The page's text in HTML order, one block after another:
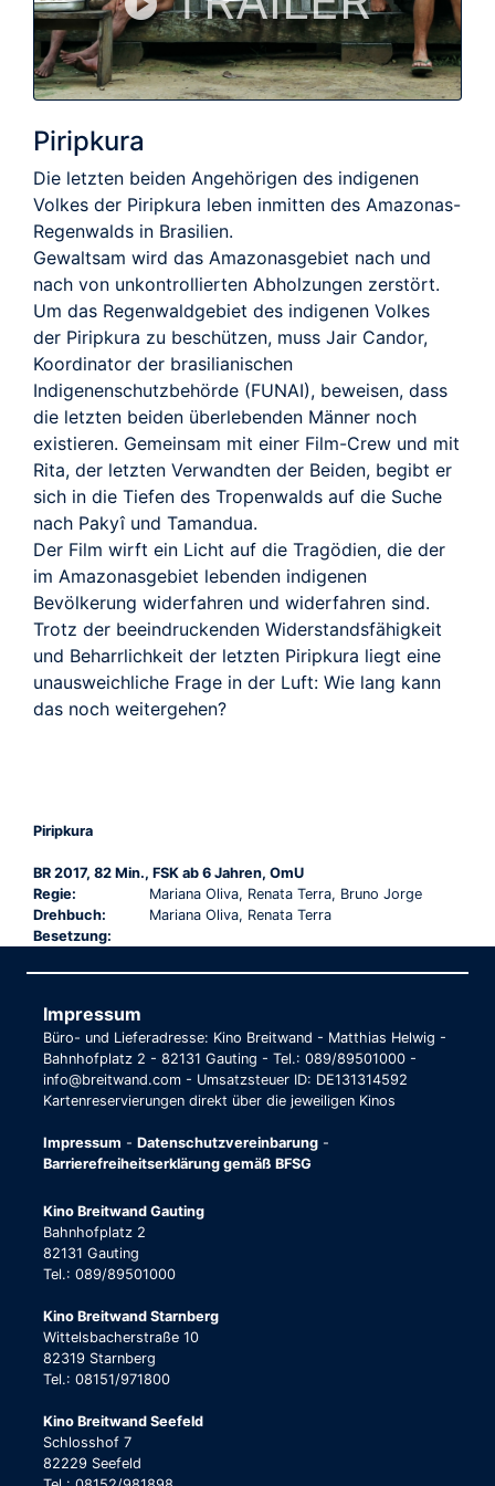
Piripkura
Die letzten beiden Angehörigen des indigenen
Volkes der Piripkura leben inmitten des Amazonas-
Regenwalds in Brasilien.
Gewaltsam wird das Amazonasgebiet nach und
nach von unkontrollierten Abholzungen zerstört.
Um das Regenwaldgebiet des indigenen Volkes
der Piripkura zu beschützen, muss Jair Candor,
Koordinator der brasilianischen
Indigenenschutzbehörde (FUNAI), beweisen, dass
die letzten beiden überlebenden Männer noch
existieren. Gemeinsam mit einer Film-Crew und mit
Rita, der letzten Verwandten der Beiden, begibt er
sich in die Tiefen des Tropenwalds auf die Suche
nach Pakyî und Tamandua.
Der Film wirft ein Licht auf die Tragödien, die der
im Amazonasgebiet lebenden indigenen
Bevölkerung widerfahren und widerfahren sind.
Trotz der beeindruckenden Widerstandsfähigkeit
und Beharrlichkeit der letzten Piripkura liegt eine
unausweichliche Frage in der Luft: Wie lang kann
das noch weitergehen?
Piripkura
BR 2017, 82 Min., FSK ab 6 Jahren, OmU
Regie:
Mariana Oliva, Renata Terra, Bruno Jorge
Drehbuch:
Mariana Oliva, Renata Terra
Besetzung:
Impressum
Büro- und Lieferadresse: Kino Breitwand - Matthias Helwig -
Bahnhofplatz 2 - 82131 Gauting - Tel.: 089/89501000 -
info@breitwand.com - Umsatzsteuer ID: DE131314592
Kartenreservierungen direkt über die jeweiligen Kinos
Impressum - Datenschutzvereinbarung -
Barrierefreiheitserklärung gemäß BFSG
Kino Breitwand Gauting
Bahnhofplatz 2
82131 Gauting
Tel.: 089/89501000
Kino Breitwand Starnberg
Wittelsbacherstraße 10
82319 Starnberg
Tel.: 08151/971800
Kino Breitwand Seefeld
Schlosshof 7
82229 Seefeld